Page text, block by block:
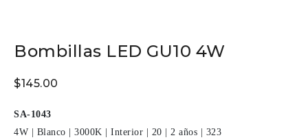
Bombillas LED GU10 4W
$145.00
SA-1043
4W
Blanco 3000K Interior 20 2 años
323